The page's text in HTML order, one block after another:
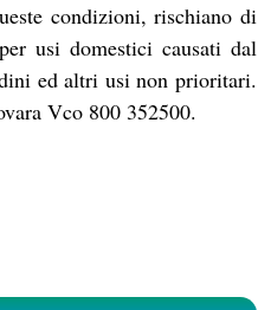
condizioni, rischiano di
usi domestici causati dal
ed altri usi non prioritari.
Vco 800 352500.